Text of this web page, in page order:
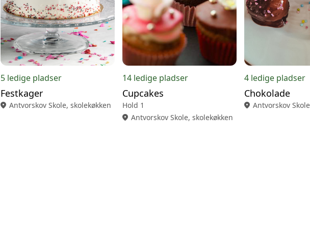
5 ledige pladser
Festkager
location_on Antvorskov Skole, skolekøkken
14 ledige pladser
Cupcakes
Hold 1
location_on Antvorskov Skole, skolekøkken
4 ledige pladser
Chokolade
location_on Antvorskov